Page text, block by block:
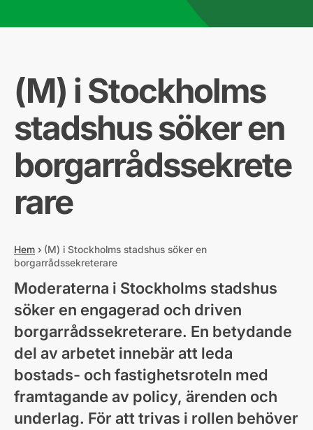
(M) i Stockholms
stadshus söker en
borgarrådssekrete
rare
Hem › (M) i Stockholms stadshus söker en
borgarrådssekreterare
Moderaterna i Stockholms stadshus
söker en engagerad och driven
borgarrådssekreterare. En betydande
del av arbetet innebär att leda
bostads- och fastighetsroteln med
framtagande av policy, ärenden och
underlag. För att trivas i rollen behöver